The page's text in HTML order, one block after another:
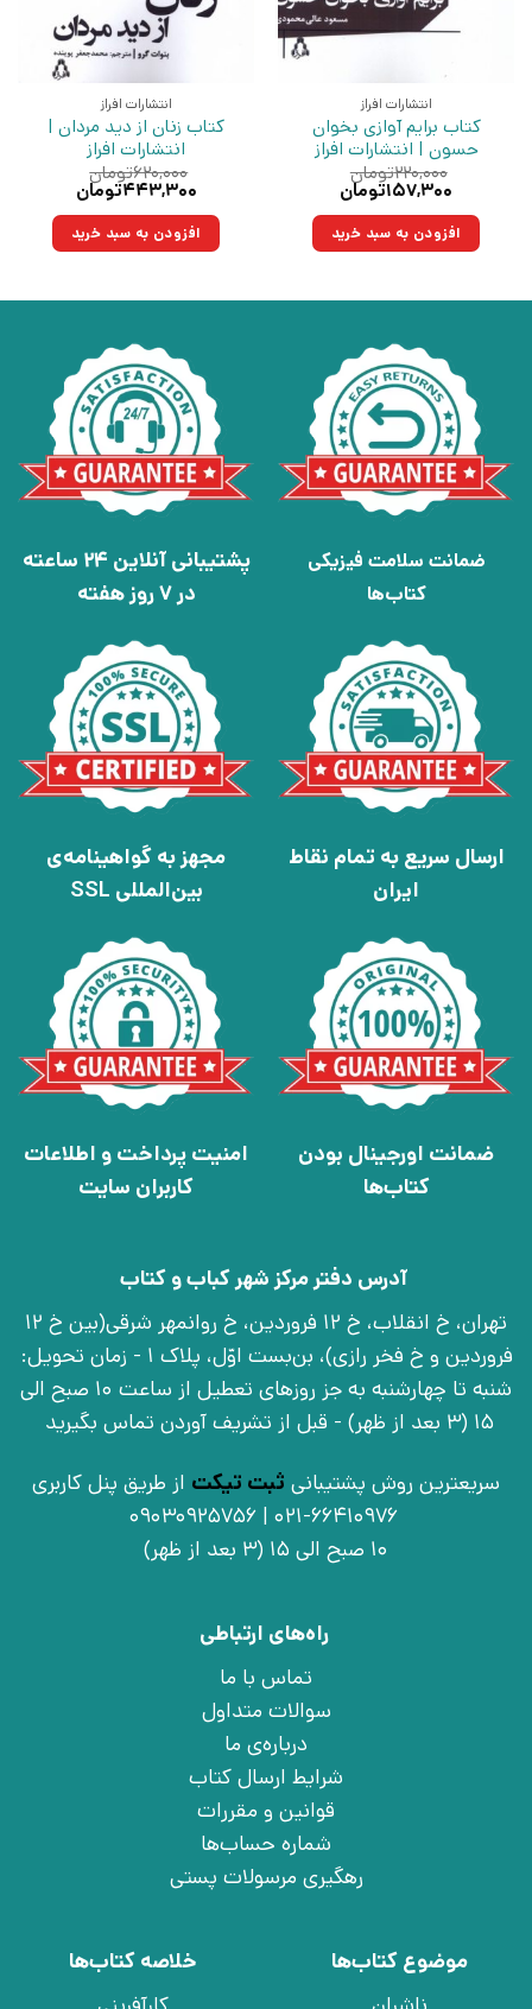
انتشارات افراز
کتاب برایم آوازی بخوان
حسون | انتشارات افراز
۲۲۰,۰۰۰تومان
قیمت
۲۲۰,۰۰۰تومان
بود.
۱۵۷,۳۰۰تومان
۱۵۷,۳۰۰تومان.افزودن به سبد خرید
انتشارات افراز
کتاب زنان از دید مردان |
انتشارات افراز
۶۲۰,۰۰۰تومان
قیمت
۶۲۰,۰۰۰تومان
بود.
۴۴۳,۳۰۰تومان
۴۴۳,۳۰۰تومان.افزودن به سبد خرید
ضمانت سلامت فیزیکی
کتاب‌ها
پشتیبانی آنلاین 24 ساعته
در 7 روز هفته
ارسال سریع به تمام نقاط
ایران
مجهز به گواهینامه‌ی
بین‌المللی SSL
ضمانت اورجینال بودن
کتاب‌ها
امنیت پرداخت و اطلاعات
کاربران سایت
آدرس دفتر مرکز شهر کباب و کتاب
تهران، خ انقلاب، خ 12 فروردین، خ روانمهر شرقی(بین خ 12
فروردین و خ فخر رازی)، بن‌بست اوّل، پلاک 1 - زمان تحویل:
شنبه تا چهارشنبه به جز روزهای تعطیل از ساعت 10 صبح الی
15 (3 بعد از ظهر) - قبل از تشریف آوردن تماس بگیرید
سریعترین روش پشتیبانی ثبت تیکت از طریق پنل کاربری
021-66410976 | 09030925756
10 صبح الی 15 (3 بعد از ظهر)
راه‌های ارتباطی
تماس با ما
سوالات متداول
درباره‌ی ما
شرایط ارسال کتاب
قوانین و مقررات
شماره حساب‌ها
رهگیری مرسولات پستی
موضوع کتاب‌ها
خلاصه کتاب‌ها